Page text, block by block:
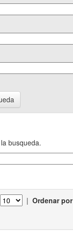
busqueda.
| Ordenar por